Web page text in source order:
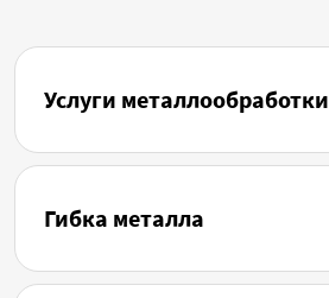
Услуги металлообработки
Гибка металла